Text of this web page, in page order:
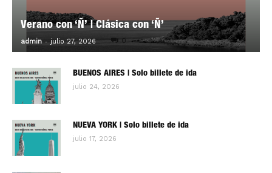
Verano con ‘Ñ’ | Clásica con ‘Ñ’
admin - julio 27, 2026 0
BUENOS AIRES | Solo billete de ida
julio 24, 2026
NUEVA YORK | Solo billete de ida
julio 17, 2026